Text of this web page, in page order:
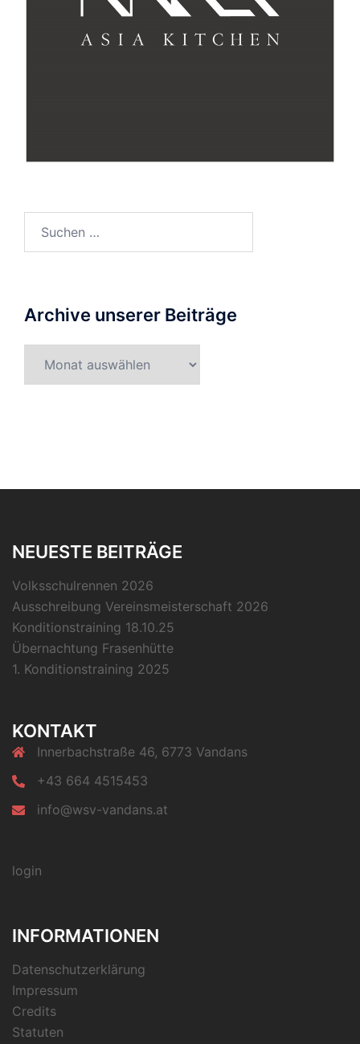
nach:
Archive unserer Beiträge
unserer
NEUESTE BEITRÄGE
Volksschulrennen 2026
Ausschreibung Vereinsmeisterschaft 2026
Konditionstraining 18.10.25
Übernachtung Frasenhütte
1. Konditionstraining 2025
KONTAKT
Innerbachstraße 46, 6773 Vandans
+43 664 4515453
info@wsv-vandans.at
login
INFORMATIONEN
Datenschutzerklärung
Impressum
Credits
Statuten